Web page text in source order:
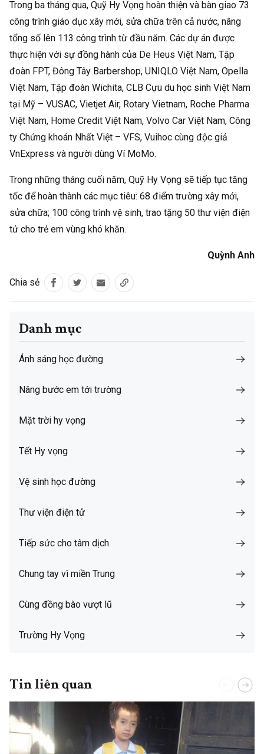
Trong ba tháng qua, Quỹ Hy Vọng hoàn thiện và bàn giao 73
công trình giáo dục xây mới, sửa chữa trên cả nước, nâng
tổng số lên 113 công trình từ đầu năm. Các dự án được
thực hiện với sự đồng hành của De Heus Việt Nam, Tập
đoàn FPT, Đông Tây Barbershop, UNIQLO Việt Nam, Opella
Việt Nam, Tập đoàn Wichita, CLB Cựu du học sinh Việt Nam
tại Mỹ – VUSAC, Vietjet Air, Rotary Vietnam, Roche Pharma
Việt Nam, Home Credit Việt Nam, Volvo Car Việt Nam, Công
ty Chứng khoán Nhất Việt – VFS, Vuihoc cùng độc giả
VnExpress và người dùng Ví MoMo.
Trong những tháng cuối năm, Quỹ Hy Vọng sẽ tiếp tục tăng
tốc để hoàn thành các mục tiêu: 68 điểm trường xây mới,
sửa chữa; 100 công trình vệ sinh, trao tặng 50 thư viện điện
tử cho trẻ em vùng khó khăn.
Quỳnh Anh
Chia sẻ
Danh mục
Ánh sáng học đường
Nâng bước em tới trường
Mặt trời hy vọng
Tết Hy vọng
Vệ sinh học đường
Thư viện điện tử
Tiếp sức cho tâm dịch
Chung tay vì miền Trung
Cùng đồng bào vượt lũ
Trường Hy Vọng
Tin liên quan